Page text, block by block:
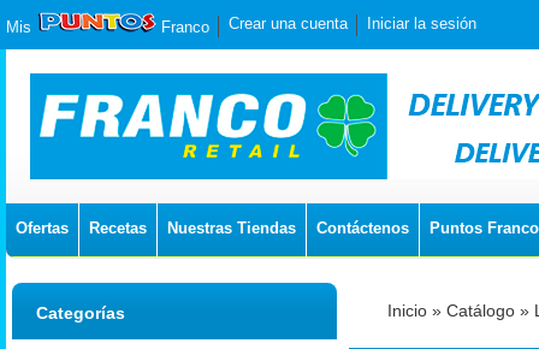
Mis Franco Crear una cuenta Iniciar la sesión
Ofertas Recetas Nuestras Tiendas Contáctenos Puntos Franco
Inicio » Catálogo »
Categorías